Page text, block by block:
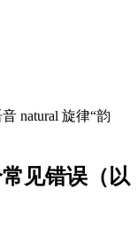
natural 旋律“韵
见错误（以